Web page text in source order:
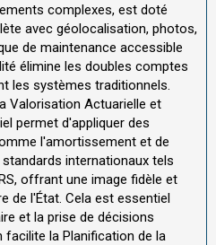
complexes, est doté
avec géolocalisation, photos,
de maintenance accessible
élimine les doubles comptes
les systèmes traditionnels.
Valorisation Actuarielle et
permet d'appliquer des
l'amortissement et de
internationaux tels
offrant une image fidèle et
de l'État. Cela est essentiel
et la prise de décisions
facilite la Planification de la